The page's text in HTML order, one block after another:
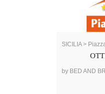
SICILIA >
by BED AND